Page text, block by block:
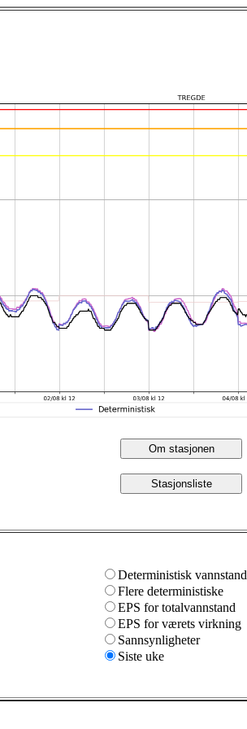
Om stasjonen
Stasjonsliste
Deterministisk vannstand
Flere deterministiske
EPS for totalvannstand
EPS for værets virkning
Sannsynligheter
Siste uke